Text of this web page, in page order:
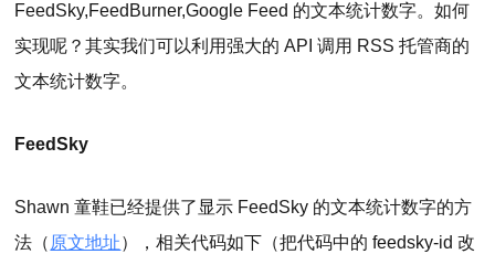
FeedSky,FeedBurner,Google Feed 的文本统计数字。如何
实现呢？其实我们可以利用强大的 API 调用 RSS 托管商的
文本统计数字。
FeedSky
Shawn 童鞋已经提供了显示 FeedSky 的文本统计数字的方
法（ 原文地址），相关代码如下（把代码中的 feedsky-id 改